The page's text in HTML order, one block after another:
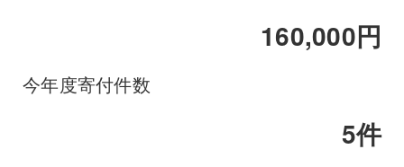
160,000円
今年度寄付件数
5件